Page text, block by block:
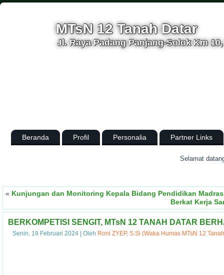
MTsN 12 Tanah Datar
Jl. Raya Padang Panjang-Solok Km
Beranda Profil Personalia Partner Links
Selamat datang
« Kunjungan dan Monitoring Kepala Bidang Pendidikan
Berkat Kerja
BERKOMPETISI SENGIT, MTsN 12 TANAH DATAR
Senin, 19 Februari 2024 Oleh Roni ZYEP, S.Si (Waka Humas MTsN 12